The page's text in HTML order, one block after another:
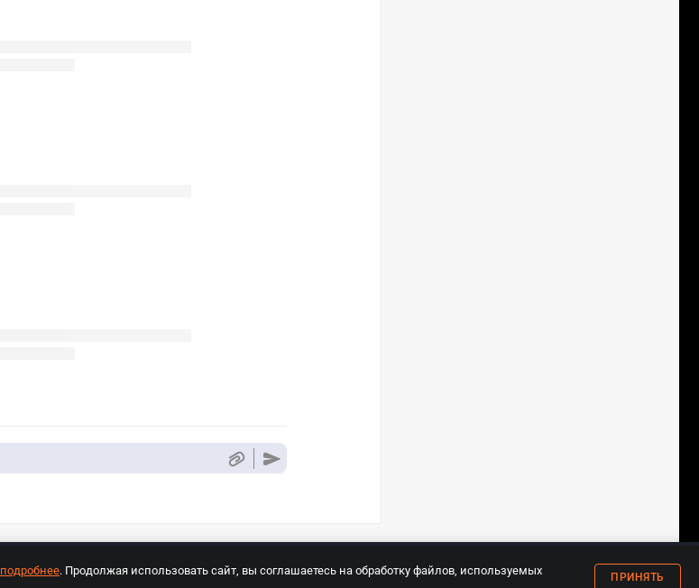
18+
подробнее. Продолжая использовать сайт, вы соглашаетесь на обработку файлов, используемых
ПРИНЯТЬ